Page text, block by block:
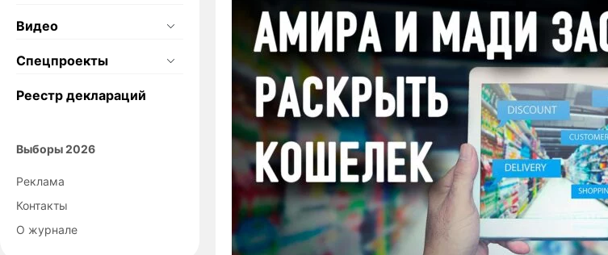
Видео
Спецпроекты
Реестр деклараций
Выборы 2026
Реклама
Контакты
О журнале